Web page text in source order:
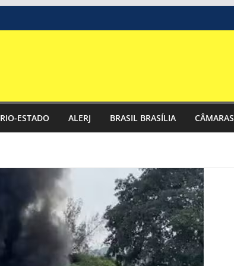
RIO-ESTADO ALERJ BRASIL BRASÍLIA CÂMARAS